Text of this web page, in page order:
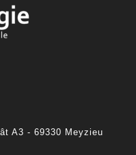
A3 - 69330 Meyzieu